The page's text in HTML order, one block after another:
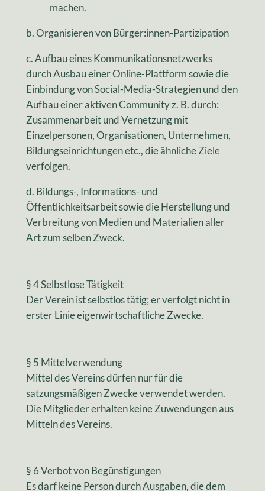
machen.
b. Organisieren von Bürger:innen-Partizipation
c. Aufbau eines Kommunikationsnetzwerks
durch Ausbau einer Online-Plattform sowie die
Einbindung von Social-Media-Strategien und den
Aufbau einer aktiven Community z. B. durch:
Zusammenarbeit und Vernetzung mit
Einzelpersonen, Organisationen, Unternehmen,
Bildungseinrichtungen etc., die ähnliche Ziele
verfolgen.
d. Bildungs-, Informations- und
Öffentlichkeitsarbeit sowie die Herstellung und
Verbreitung von Medien und Materialien aller
Art zum selben Zweck.
§ 4 Selbstlose Tätigkeit
Der Verein ist selbstlos tätig; er verfolgt nicht in
erster Linie eigenwirtschaftliche Zwecke.
§ 5 Mittelverwendung
Mittel des Vereins dürfen nur für die
satzungsmäßigen Zwecke verwendet werden.
Die Mitglieder erhalten keine Zuwendungen aus
Mitteln des Vereins.
§ 6 Verbot von Begünstigungen
Es darf keine Person durch Ausgaben, die dem